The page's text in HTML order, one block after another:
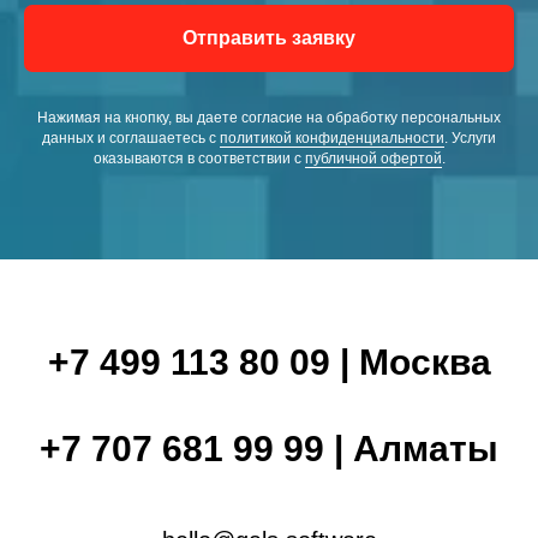
Отправить заявку
Нажимая на кнопку, вы даете согласие на обработку персональных
данных и соглашаетесь c политикой конфиденциальности . Услуги
оказываются в соответствии с публичной офертой
+7 499 113 80 09 | Москва
+7 707 681 99 99 | Алматы